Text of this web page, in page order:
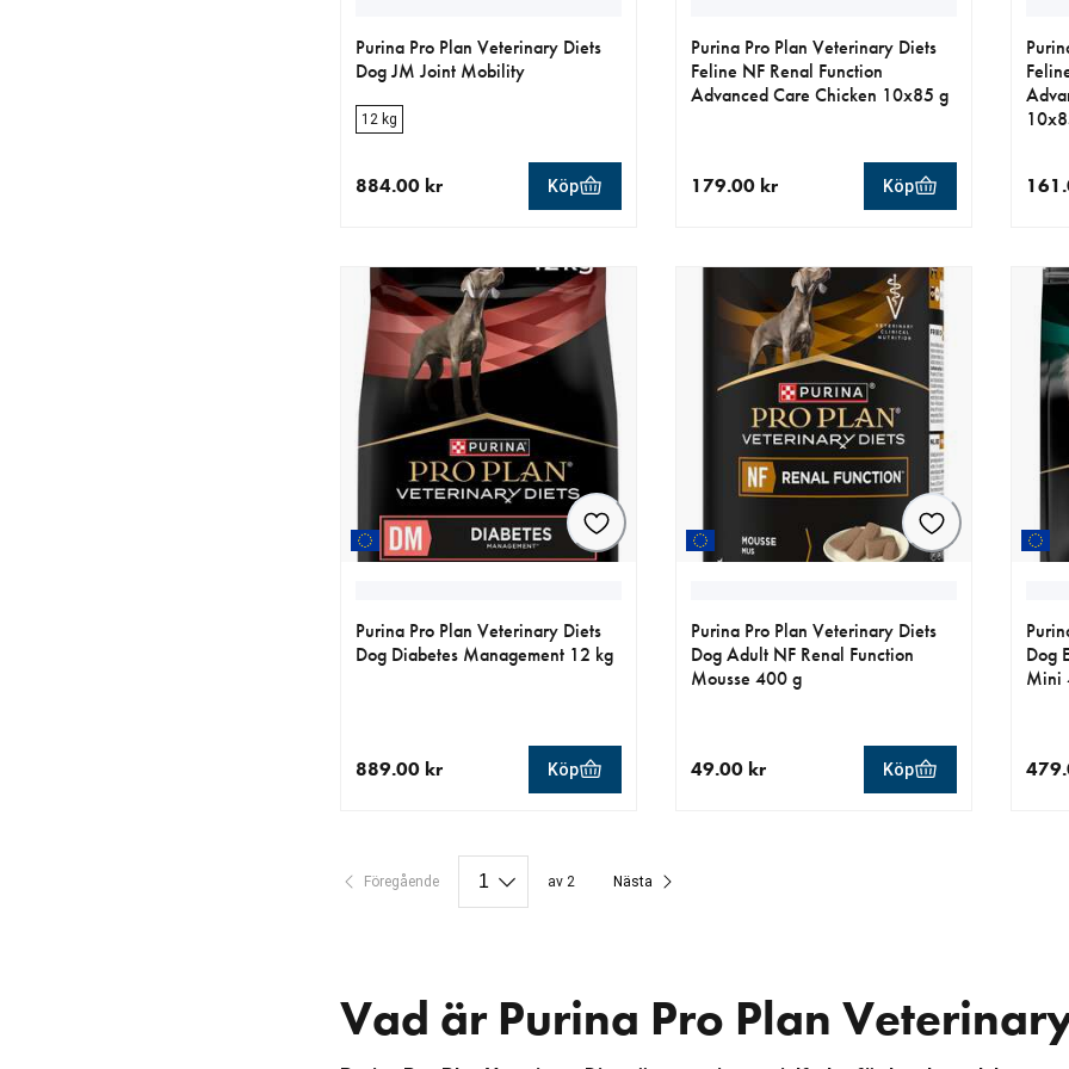
Purina Pro Plan Veterinary Diets
Dog JM Joint Mobility
12 kg
884.00 kr Köp
Purina Pro Plan Veterinary Diets
Feline NF Renal Function
Advanced Care Chicken 10x85 g
179.00 kr Köp
Purina Pro Plan Veterinary Diets
Dog Diabetes Management 12 kg
889.00 kr Köp
Purina Pro Plan Veterinary Diets
Dog Adult NF Renal Function
Mousse 400 g
49.00 kr Köp
Dog
Mini
Föregående av 2 Nästa
Vad är Purina Pro Plan